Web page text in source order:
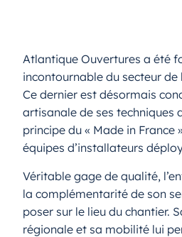
Atlantique Ouvertures a été
incontournable du secteur
Ce dernier est désormais
artisanale de ses techniques
principe du « Made in
équipes d’installateurs
Véritable gage de qualité,
la complémentarité de son
poser sur le lieu du chantier.
régionale et sa mobilité lui